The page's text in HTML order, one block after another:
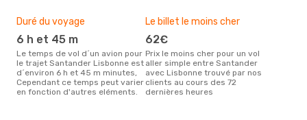
Duré du voyage
6 h et 45 m
Le temps de vol d´un avion pour
le trajet Santander Lisbonne est
d´environ 6 h et 45 m minutes,
Cependant ce temps peut varier
en fonction d'autres eléments.
Le billet le moins cher
62€
Prix le moins cher pour un vol
aller simple entre Santander
avec Lisbonne trouvé par nos
clients au cours des 72
dernières heures